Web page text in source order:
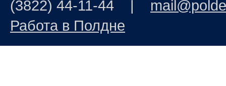
(3822) 44-11-44 |
Работа в Полдне